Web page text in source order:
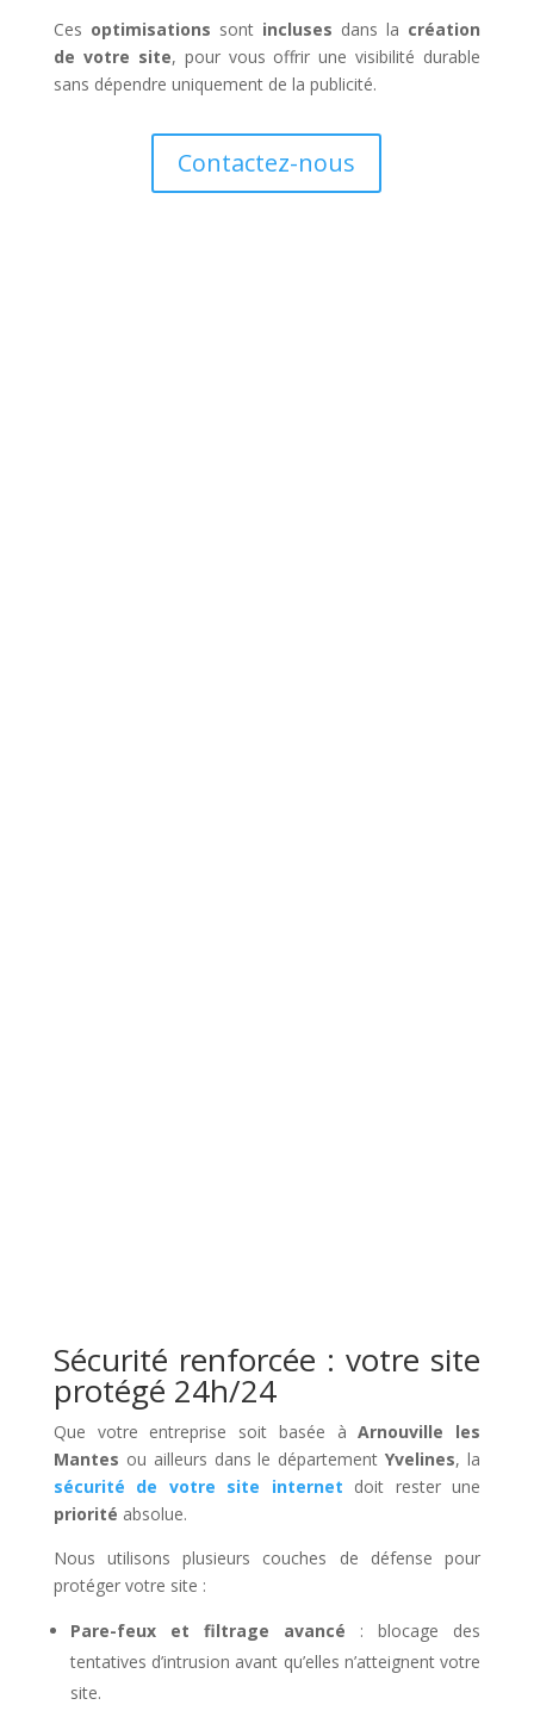
Ces optimisations sont incluses dans la création
de votre site, pour vous offrir une visibilité durable
sans dépendre uniquement de la publicité.
Contactez-nous
Sécurité renforcée : votre site
protégé 24h/24
Que votre entreprise soit basée àArnouville les
Mantes ou ailleurs dans le départementYvelines, la
sécurité de votre site internet doit rester une
priorité absolue.
Nous utilisons plusieurs couches de défense pour
protéger votre site :
Pare-feux et filtrage avancé : blocage des
tentatives d’intrusion avant qu’elles n’atteignent votre
site.